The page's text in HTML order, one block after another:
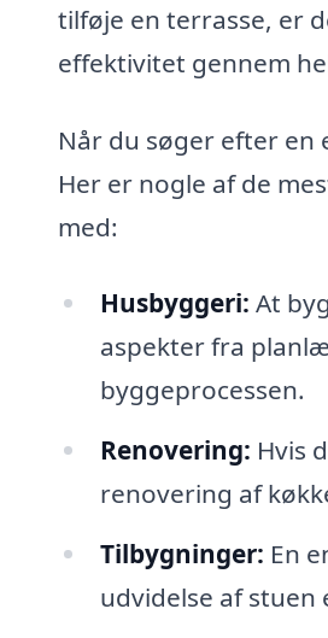
tilføje en terrasse, er
effektivitet gennem
Når du søger efter en
Her er nogle af de
med:
Husbyggeri: At
aspekter fra
byggeprocessen.
Renovering: Hvis
renovering af
Tilbygninger: En
udvidelse af